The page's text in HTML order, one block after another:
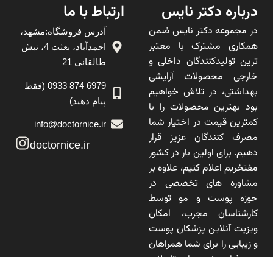
درباره دکتر نایس
در مجموعه دکتر نایس ضمن
همکاری مشترک با معتبر
ترین تولیدکنندگان داخلی و
خارجی محصولات آرایشی
بهداشتی، در تلاش خواهیم
بود بهترین محصولات را با
کمترین قیمت در اختیار شما
مصرف کنندگان عزیز قرار
دهیم. برای اولین بار در کشور
مفتخریم اعلام کنیم، علاوه بر
مشاوره های تخصصی در
حوزه پوست و مو توسط
کارشناسان مجرب، امکان
ویزیت آنلاین پزشکان پوست
و زیبایی را برای شما همراهان
ارتباط با ما
آدرس فروشگاه:مشهد،
احمدآباد، بعثت 4، نبش
طالقانی 21
6979 874 0933 (فقط
پیام دهید)
info@doctornice.ir
doctornice.ir